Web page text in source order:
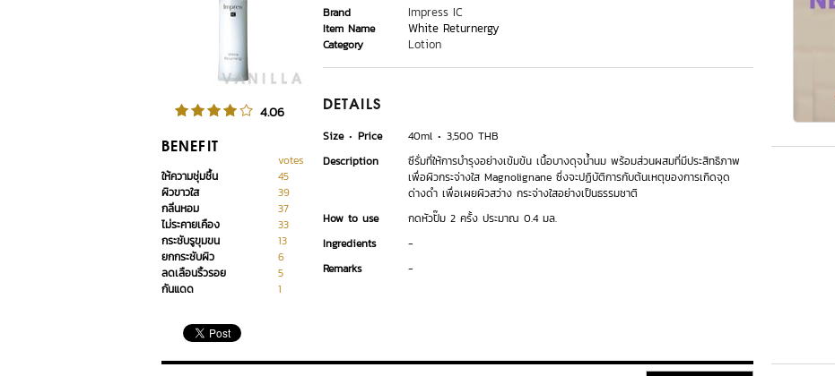
4.06
BENEFIT
votes
ให้ความชุ่มชื้น
45
ผิวขาวใส
39
กลิ่นหอม
37
ไม่ระคายเคือง
33
กระชับรูขุมขน
13
ยกกระชับผิว
6
ลดเลือนริ้วรอย
5
กันแดด
1
Brand Impress IC
Item Name White Returnergy
Category Lotion
DETAILS
Size Price 40ml
3,500 THB
Description
ซีรั่มที่ให้การบำรุงอย่างเข้มข้น เนื้อบางดุจน้ำนม พร้อมส่วนผสมที่มีประสิทธิภาพ
เพื่อผิวกระจ่างใส Magnolignane ซึ่งจะปฏิบัติการกับต้นเหตุของการเกิดจุด
ด่างดำ เพื่อเผยผิวสว่าง กระจ่างใสอย่างเป็นธรรมชาติ
How to use
กดหัวปั๊ม 2 ครั้ง ประมาณ 0.4 มล.
Ingredients
-
Remarks
-